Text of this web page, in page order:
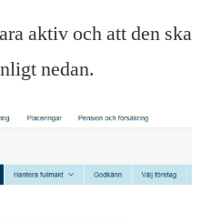
aktiv och att den ska
nedan.